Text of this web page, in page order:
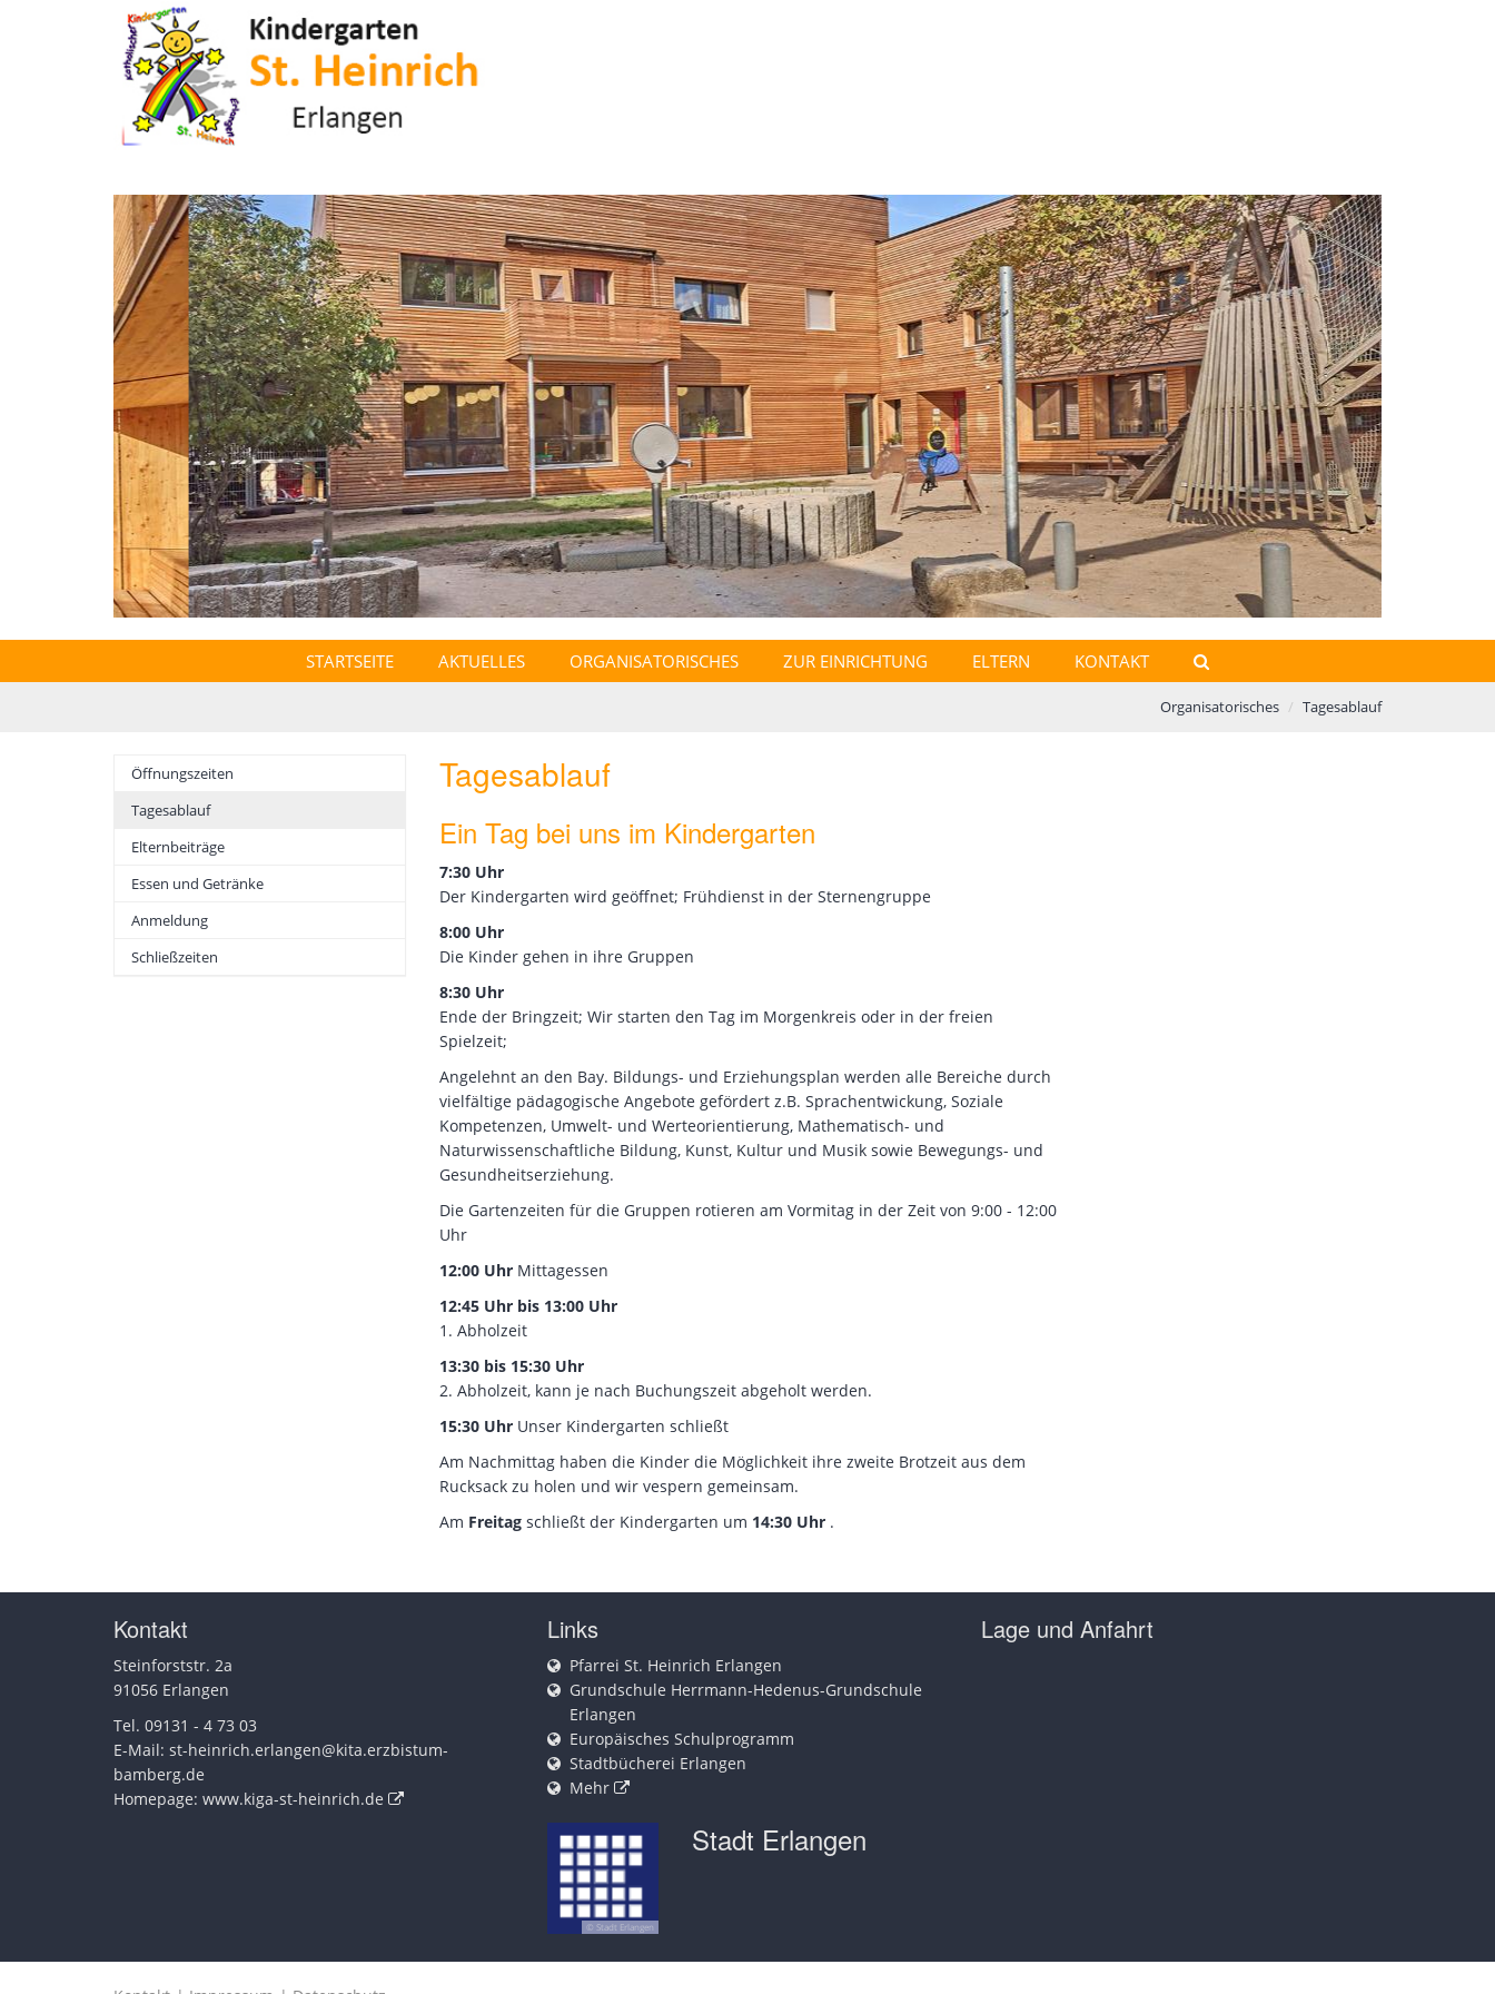
STARTSEITE AKTUELLES ORGANISATORISCHES ZUR EINRICHTUNG ELTERN KONTAKT
Organisatorisches Tagesablauf
Tagesablauf
Ein Tag bei uns im Kindergarten
7:30 Uhr
Der Kindergarten wird geöffnet; Frühdienst in der Sternengruppe
8:00 Uhr
Die Kinder gehen in ihre Gruppen
8:30 Uhr
Ende der Bringzeit; Wir starten den Tag im Morgenkreis oder in der freien
Spielzeit;
Angelehnt an den Bay. Bildungs- und Erziehungsplan werden alle Bereiche durch
vielfältige pädagogische Angebote gefördert z.B. Sprachentwickung, Soziale
Kompetenzen, Umwelt- und Werteorientierung, Mathematisch- und
Naturwissenschaftliche Bildung, Kunst, Kultur und Musik sowie Bewegungs- und
Gesundheitserziehung.
Die Gartenzeiten für die Gruppen rotieren am Vormitag in der Zeit von 9:00 - 12:00
Uhr
12:00 Uhr Mittagessen
12:45 Uhr bis 13:00 Uhr
1. Abholzeit
13:30 bis 15:30 Uhr
2. Abholzeit, kann je nach Buchungszeit abgeholt werden.
15:30 Uhr Unser Kindergarten schließt
Am Nachmittag haben die Kinder die Möglichkeit ihre zweite Brotzeit aus dem
Rucksack zu holen und wir vespern gemeinsam.
Am Freitagschließt der Kindergarten um 14:30 Uhr.
Öffnungszeiten
Tagesablauf
Elternbeiträge
Essen und Getränke
Anmeldung
Schließzeiten
Kontakt
Steinforststr. 2a
91056 Erlangen
Tel. 09131 - 4 73 03
E-Mail: st-heinrich.erlangen@kita.erzbistum-
bamberg.de
Homepage: www.kiga-st-heinrich.de
Links
Pfarrei St. Heinrich Erlangen
Grundschule Herrmann-Hedenus-Grundschule
Erlangen
Europäisches Schulprogramm
Stadtbücherei Erlangen
Mehr
© Stadt Erlangen
Stadt Erlangen
Lage und Anfahrt